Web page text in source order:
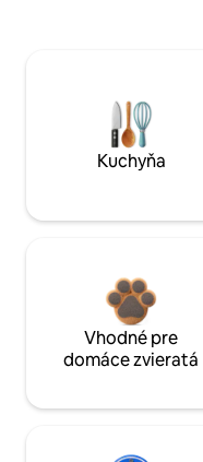
Kuchyňa
Vhodné pre
domáce zvieratá